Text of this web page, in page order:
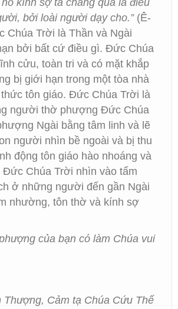
kính sợ ta chẳng qua là điều
bởi loài người dạy cho.”(Ê-
Chúa Trời là Thần và Ngài
bởi bất cứ điều gì. Đức Chúa
cửu, toàn tri và có mặt khắp
bị giới hạn trong một tòa nhà
tôn giáo. Đức Chúa Trời là
người thờ phượng Đức Chúa
Ngài bằng tâm linh và lẽ
người nhìn bề ngoài và bị thu
động tôn giáo hào nhoáng và
Đức Chúa Trời nhìn vào tấm
ở những người đến gần Ngài
nhường, tôn thờ và kính sợ
của bạn có làm Chúa vui
Thượng, Cảm tạ Chúa Cứu Thế